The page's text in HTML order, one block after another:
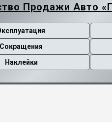
Продажи Авто
Сокращения
Наклейки